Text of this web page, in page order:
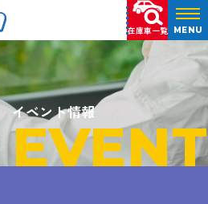
在庫車一覧 MENU
イベント情報
EVENT